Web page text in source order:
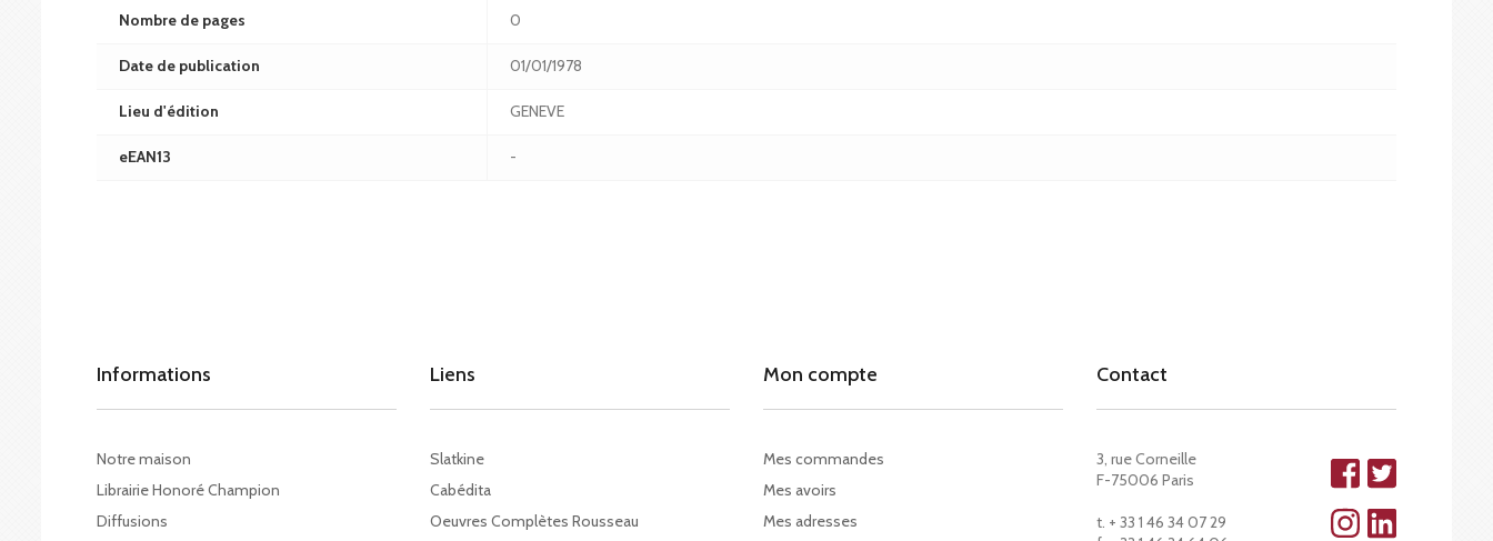
Nombre de pages 0
Date de publication 01/01/1978
Lieu d'édition GENEVE
eEAN13 -
Informations
Notre maison
Librairie Honoré Champion
Diffusions
Liens
Slatkine
Cabédita
Oeuvres Complètes Rousseau
Mon compte
Mes commandes
Mes avoirs
Mes adresses
Contact
3, rue Corneille
F-75006 Paris
t. + 33 1 46 34 07 29